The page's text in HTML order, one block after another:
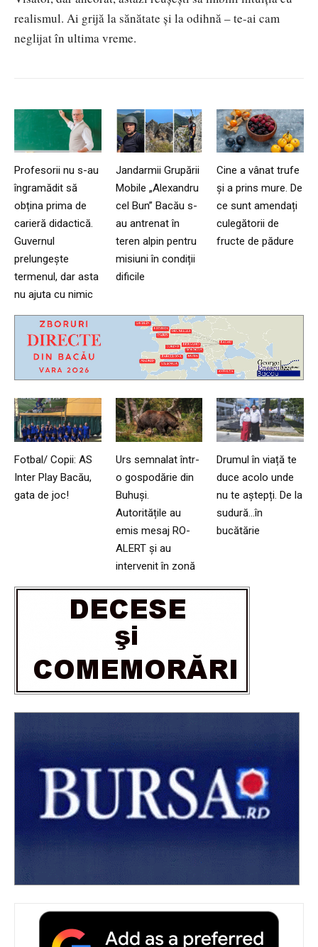
realismul. Ai grijă la sănătate și la odihnă – te-ai cam
neglijat în ultima vreme.
Profesorii nu s-au
îngramădit să
obțina prima de
carieră didactică.
Guvernul
prelungește
termenul, dar asta
nu ajuta cu nimic
Jandarmii Grupării
Mobile „Alexandru
cel Bun” Bacău s-
au antrenat în
teren alpin pentru
misiuni în condiții
dificile
Cine a vânat trufe
și a prins mure. De
ce sunt amendați
culegătorii de
fructe de pădure
Fotbal/ Copii: AS
Inter Play Bacău,
gata de joc!
Urs semnalat într-
o gospodărie din
Buhuși.
Autoritățile au
emis mesaj RO-
ALERT și au
intervenit în zonă
Drumul în viață te
duce acolo unde
nu te aștepți. De la
sudură…în
bucătărie